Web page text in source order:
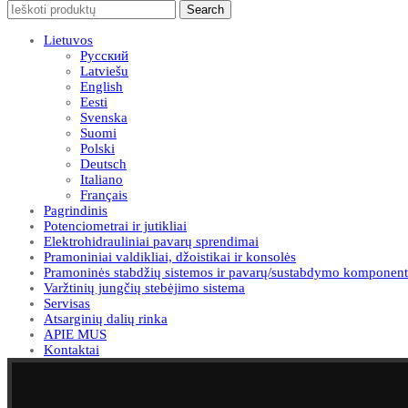
Search
Lietuvos
Русский
Latviešu
English
Eesti
Svenska
Suomi
Polski
Deutsch
Italiano
Français
Pagrindinis
Potenciometrai ir jutikliai
Elektrohidrauliniai pavarų sprendimai
Pramoniniai valdikliai, džoistikai ir konsolės
Pramoninės stabdžių sistemos ir pavarų/sustabdymo
Varžtinių jungčių stebėjimo sistema
Servisas
Atsarginių dalių rinka
APIE MUS
Kontaktai